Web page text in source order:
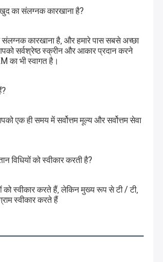
का संलग्नक कारखाना है?
संलग्नक कारखाना है, और हमारे पास सबसे अच्छा
सर्वश्रेष्ठ स्क्रीन और आकार प्रदान करने
का भी स्वागत है।
एक ही समय में सर्वोत्तम मूल्य और सर्वोत्तम सेवा
विधियों को स्वीकार करती है?
को स्वीकार करते हैं, लेकिन मुख्य रूप से टी / टी,
स्वीकार करते हैं